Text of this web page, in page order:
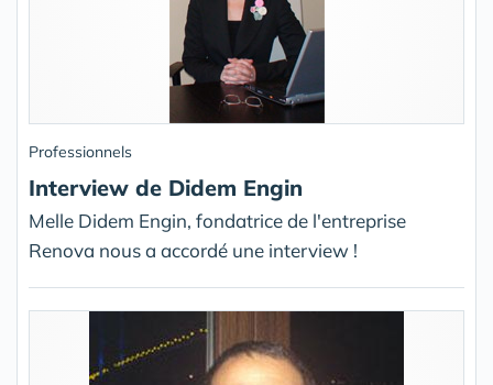
Professionnels
Interview de Didem Engin
Melle Didem Engin, fondatrice de l'entreprise
Renova nous a accordé une interview !